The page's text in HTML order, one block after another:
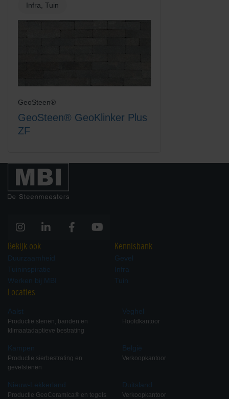
Infra, Tuin
GeoSteen®
GeoSteen® GeoKlinker Plus
ZF
Bekijk ook
Duurzaamheid
Tuininspiratie
Werken bij MBI
Kennisbank
Gevel
Infra
Tuin
Locaties
Aalst
Productie stenen, banden en
klimaatadaptieve bestrating
Kampen
Productie sierbestrating en
gevelstenen
Nieuw-Lekkerland
Productie GeoCeramica® en tegels
Veghel
Hoofdkantoor
België
Verkoopkantoor
Duitsland
Verkoopkantoor